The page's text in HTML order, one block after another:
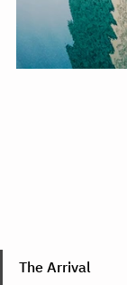
The Arrival